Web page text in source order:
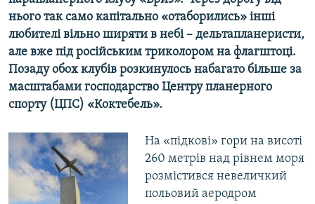
нього так само капітально «отаборились» інші
любителі вільно ширяти в небі – дельтапланеристи,
але вже під російським триколором на флагштоці.
Позаду обох клубів розкинулось набагато більше за
масштабами господарство Центру планерного
спорту (ЦПС) «Коктебель».
На «підкові» гори на висоті
260 метрів над рівнем моря
розмістився невеличкий
польовий аеродром